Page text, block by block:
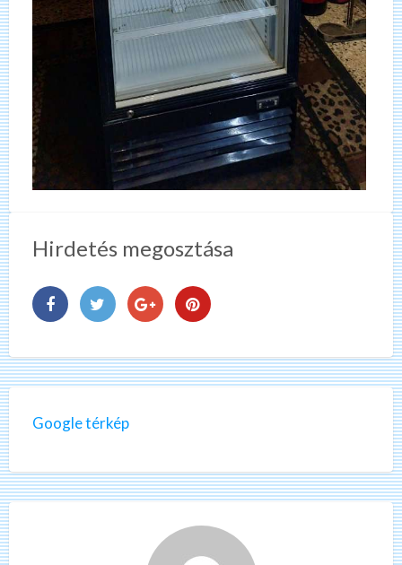
Hirdetés megosztása
Google térkép